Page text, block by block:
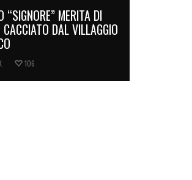
“SIGNORE” MERITA DI
CACCIATO DAL VILLAGGIO
106